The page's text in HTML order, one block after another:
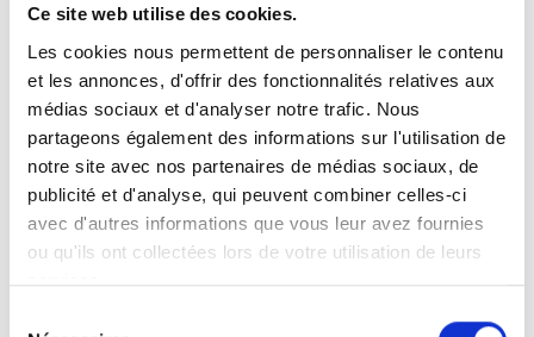
Ce site web utilise des cookies.
Les cookies nous permettent de personnaliser le contenu
et les annonces, d'offrir des fonctionnalités relatives aux
médias sociaux et d'analyser notre trafic. Nous
partageons également des informations sur l'utilisation de
notre site avec nos partenaires de médias sociaux, de
publicité et d'analyse, qui peuvent combiner celles-ci
avec d'autres informations que vous leur avez fournies
ou qu'ils ont collectées lors de votre utilisation de leurs
services.
fourgonnettes ou des fourgonnettes pleine
Faits en bref Instructions d’utilisation
Levage et pivotement motorisés
Fonctionnement à commande manuelle
Convient aux breaks, monospaces et
mini-bus.
réglées d'après les instructions figurant